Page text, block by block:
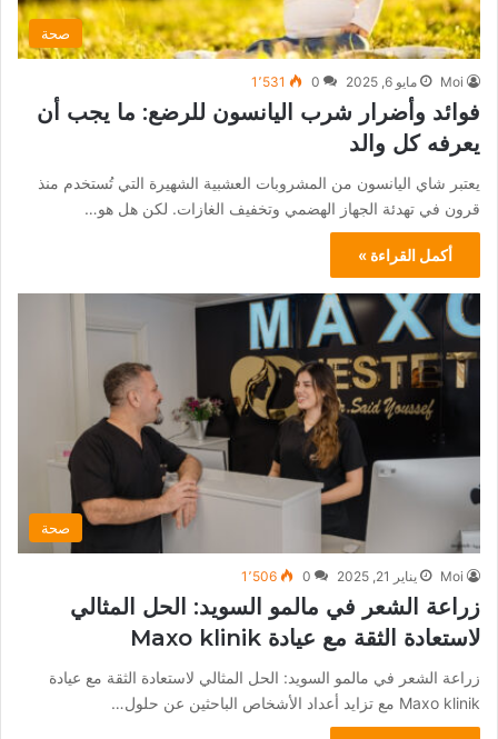
صحة
Moi مايو 6, 2025 0 1٬531
فوائد وأضرار شرب اليانسون للرضع: ما يجب أن
يعرفه كل والد
يعتبر شاي اليانسون من المشروبات العشبية الشهيرة التي تُستخدم منذ
قرون في تهدئة الجهاز الهضمي وتخفيف الغازات. لكن هل هو…
أكمل القراءة »
صحة
Moi يناير 21, 2025 0 1٬506
زراعة الشعر في مالمو السويد: الحل المثالي
لاستعادة الثقة مع عيادة Maxo klinik
زراعة الشعر في مالمو السويد: الحل المثالي لاستعادة الثقة مع عيادة
Maxo klinik مع تزايد أعداد الأشخاص الباحثين عن حلول…